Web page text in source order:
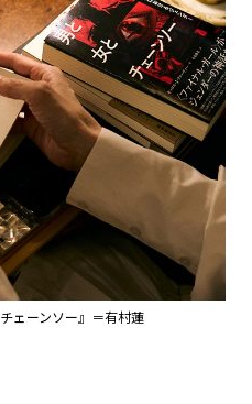
ェーンソー』＝有村蓮